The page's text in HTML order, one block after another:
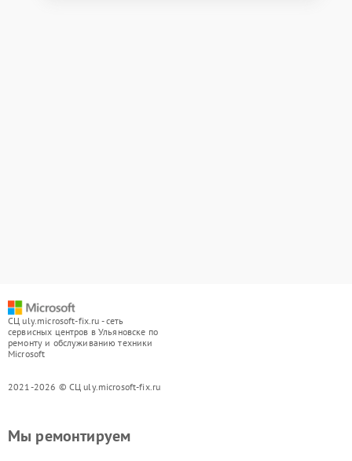
СЦ uly.microsoft-fix.ru - сеть
сервисных центров в Ульяновске по
ремонту и обслуживанию техники
Microsoft
2021-2026 © СЦ uly.microsoft-fix.ru
Мы ремонтируем